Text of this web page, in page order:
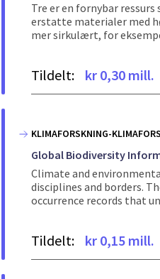
Tre er en fornybar
erstatte materialer med
mer sirkulært, for
Tildelt: kr 0,30 mill.
KLIMAFORSKNING-
Global Biodiversity
Climate and
disciplines and borders.
occurrence records that
Tildelt: kr 0,15 mill.